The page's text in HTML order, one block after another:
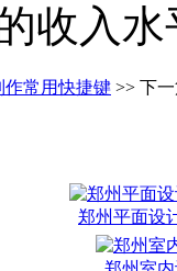
收入
常用快捷键 >> 下
郑州平面设